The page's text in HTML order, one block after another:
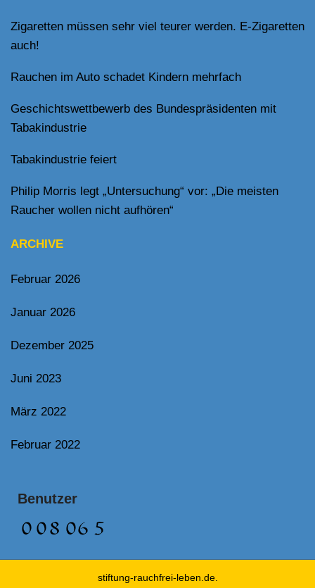
Zigaretten müssen sehr viel teurer werden. E-Zigaretten
auch!
Rauchen im Auto schadet Kindern mehrfach
Geschichtswettbewerb des Bundespräsidenten mit
Tabakindustrie
Tabakindustrie feiert
Philip Morris legt „Untersuchung“ vor: „Die meisten
Raucher wollen nicht aufhören“
ARCHIVE
Februar 2026
Januar 2026
Dezember 2025
Juni 2023
März 2022
Februar 2022
Benutzer
stiftung-rauchfrei-leben.de.